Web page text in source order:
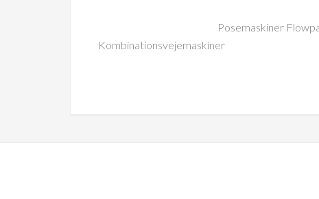
Posemaskiner
Kombinationsvejemaskiner